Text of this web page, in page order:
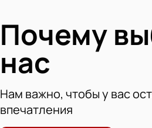
Почему
нас
Нам важно, чтобы у вас
впечатления